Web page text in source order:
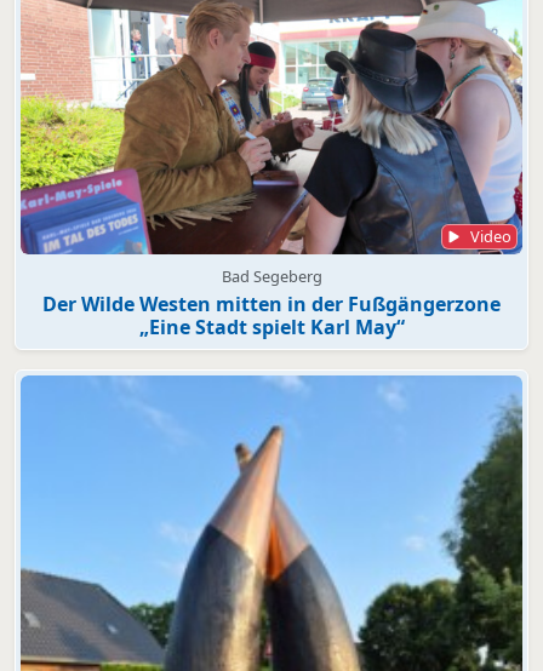
Video
Bad Segeberg
Der Wilde Westen mitten in der Fußgängerzone
„Eine Stadt spielt Karl May“